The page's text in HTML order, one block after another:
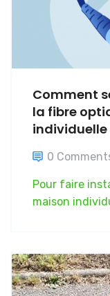
Comment
la fibre
individuelle
0
Pour faire
maison